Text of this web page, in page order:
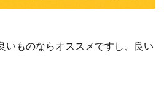
いものならオススメですし、良い